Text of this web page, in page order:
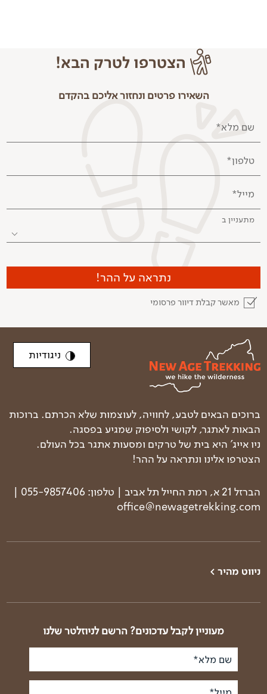
הצטרפו לטרק הבא!
השאירו פרטים ונחזור אליכם בהקדם
שם מלא*
טלפון*
מייל*
מתעניין ב
מאשר קבלת דיוור פרסומי
נתראה על ההר!
ברוכים הבאים לטבע, לחוויה, לעוצמות שלא הכרתם. ברוכות
הבאות לאתגר, לקושי ולסיפוק שמגיע בפסגה.
ניו אייג' היא בית של טרקים ומסעות אתגר בכל העולם.
הצטרפו אלינו ונתראה על ההר!
הברזל 21 א, רמת החייל תל אביב | טלפון: 055-9857406 |
office@newagetrekking.com
ניגודיות
ניווט מהיר >
טרקים בארץ
פודקאסט טראק טוק
סיפורי דרך
טרק באלבניה וקוסובו
טרק באלבניה - רכס
זגוריה
טרק ביוון - העפלה
לאולימפוס
מעוניין לקבל עדכונים? הרשם לניוזלטר שלנו
שם מלא*